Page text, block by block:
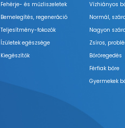
Fehérje- és műzliszeletek
Bemelegítés, regeneráció
Teljesítmény-fokozók
Ízületek egészsége
Kiegészítők
Vízhiányos
Normál,
Nagyon
Zsíros,
Bőröregedés
Férfiak bőre
Gyermekek